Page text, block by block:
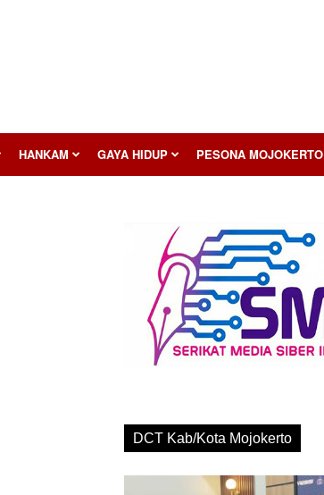
HANKAM GAYA HIDUP PESONA MOJOKERTO
DCT Kab/Kota Mojokerto